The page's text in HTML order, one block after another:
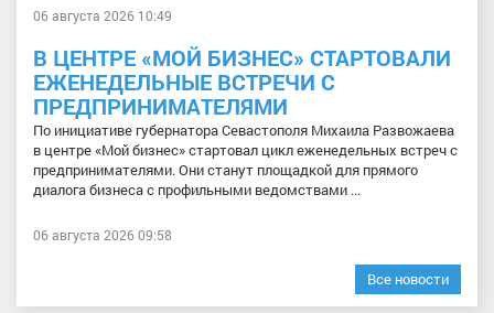
06 августа 2026 10:49
В ЦЕНТРЕ «МОЙ БИЗНЕС» СТАРТОВАЛИ
ЕЖЕНЕДЕЛЬНЫЕ ВСТРЕЧИ С
ПРЕДПРИНИМАТЕЛЯМИ
По инициативе губернатора Севастополя Михаила Развожаева
в центре «Мой бизнес» стартовал цикл еженедельных встреч с
предпринимателями. Они станут площадкой для прямого
диалога бизнеса с профильными ведомствами ...
06 августа 2026 09:58
Все новости